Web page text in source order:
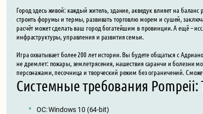
Город здесь живой: каждый житель, здание, акведук влияет на
строить форумы и термы, развивать торговлю морем и сушей,
расчёт может сделать ваш город богатейшим в провинции. А ещё –
инфраструктуры, управления и развития семьи.
Игра охватывает более 200 лет истории. Вы будете общаться с
не дремлет: пожары, землетрясения, нашествия саранчи и болезни
персонажами, песочница и творческий режим без ограничений.
Системные требования Pompeii:
ОС: Windows 10 (64-bit)